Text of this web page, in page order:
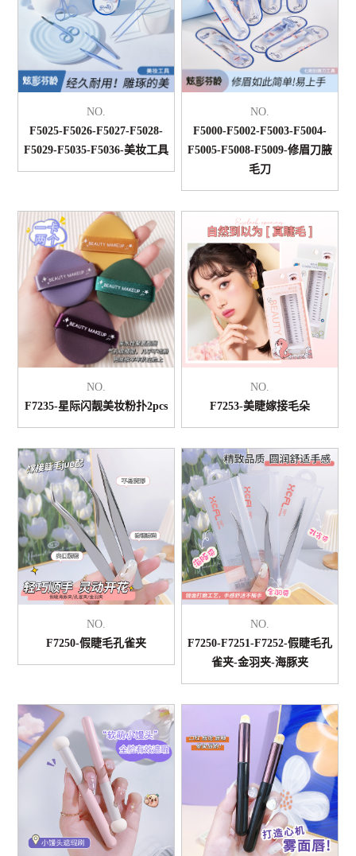
NO.
F5025-F5026-F5027-F5028-
F5029-F5035-F5036-美妆工具
NO.
F5000-F5002-F5003-F5004-
F5005-F5008-F5009-修眉刀腋
毛刀
NO.
F7235-星际闪靓美妆粉扑2pcs
NO.
F7253-美睫嫁接毛朵
NO.
F7250-假睫毛孔雀夹
NO.
F7250-F7251-F7252-假睫毛孔
雀夹-金羽夹-海豚夹